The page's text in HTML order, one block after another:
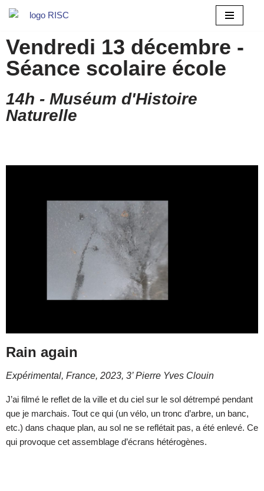
au
contenu
Vendredi 13 décembre -
Séance scolaire école
14h - Muséum d'Histoire
Naturelle
Rain again
Expérimental, France, 2023, 3’ Pierre Yves Clouin
J’ai filmé le reflet de la ville et du ciel sur le sol détrempé pendant
que je marchais. Tout ce qui (un vélo, un tronc d’arbre, un banc,
etc.) dans chaque plan, au sol ne se reflétait pas, a été enlevé. Ce
qui provoque cet assemblage d’écrans hétérogènes.